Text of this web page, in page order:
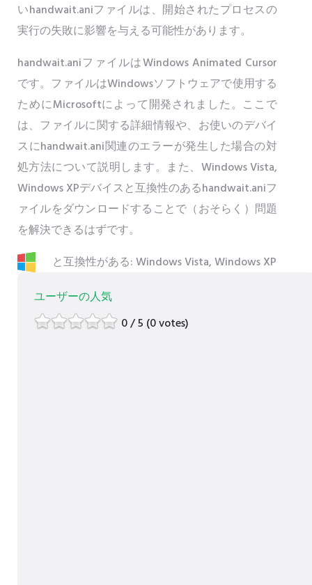
いhandwait.aniファイルは、開始されたプロセスの
実行の失敗に影響を与える可能性があります。
handwait.aniファイルはWindows Animated Cursor
です。ファイルはWindowsソフトウェアで使用する
ためにMicrosoftによって開発されました。ここで
は、ファイルに関する詳細情報や、お使いのデバイ
スにhandwait.ani関連のエラーが発生した場合の対
処方法について説明します。また、Windows Vista,
Windows XPデバイスと互換性のあるhandwait.aniフ
ァイルをダウンロードすることで（おそらく）問題
を解決できるはずです。
と互換性がある: Windows Vista, Windows XP
ユーザーの人気
0 / 5 (0 votes)